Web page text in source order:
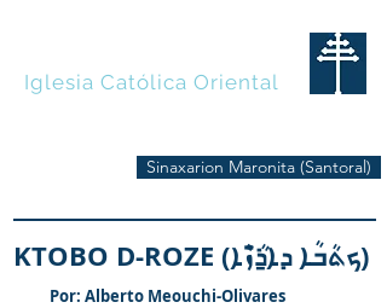
Iglesia Católica Oriental
Sinaxarion Maronita (Santoral)
KTOBO D-ROZE (ܟܬܳܒܳܐ ܕܐ̱ܪ̈ܳܙܶܐ)
Por: Alberto Meouchi-Olivares